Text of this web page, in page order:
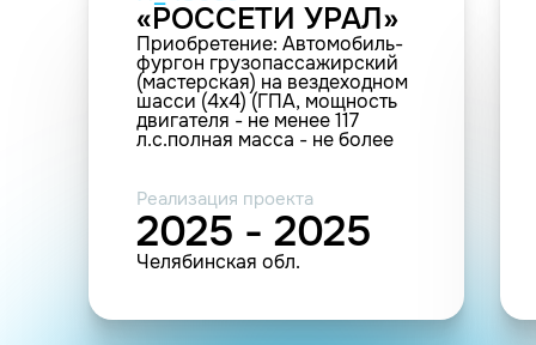
«РОССЕТИ УРАЛ»
Приобретение: Автомобиль-
фургон грузопассажирский
(мастерская) на вездеходном
шасси (4х4) (ГПА, мощность
двигателя - не менее 117
л.с.полная масса - не более
Реализация проекта
2025 - 2025
Челябинская обл.